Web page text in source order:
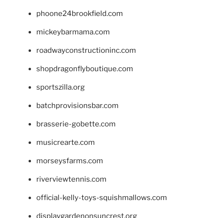
phoone24brookfield.com
mickeybarmama.com
roadwayconstructioninc.com
shopdragonflyboutique.com
sportszilla.org
batchprovisionsbar.com
brasserie-gobette.com
musicrearte.com
morseysfarms.com
riverviewtennis.com
official-kelly-toys-squishmallows.com
displaygardenonsuncrest.org